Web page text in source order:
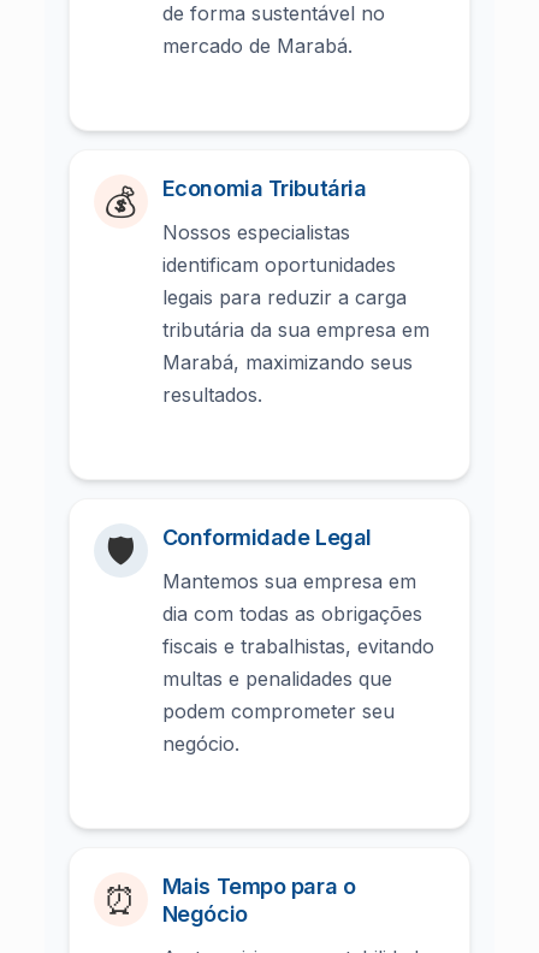
de forma sustentável no
mercado de Marabá.
💰 Economia Tributária
Nossos especialistas
identificam oportunidades
legais para reduzir a carga
tributária da sua empresa em
Marabá, maximizando seus
resultados.
🛡️ Conformidade Legal
Mantemos sua empresa em
dia com todas as obrigações
fiscais e trabalhistas, evitando
multas e penalidades que
podem comprometer seu
negócio.
⏰
Mais Tempo para o
Negócio